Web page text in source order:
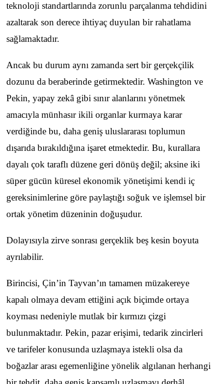
teknoloji standartlarında zorunlu parçalanma tehdidini
azaltarak son derece ihtiyaç duyulan bir rahatlama
sağlamaktadır.
Ancak bu durum aynı zamanda sert bir gerçekçilik
dozunu da beraberinde getirmektedir. Washington ve
Pekin, yapay zekâ gibi sınır alanlarını yönetmek
amacıyla münhasır ikili organlar kurmaya karar
verdiğinde bu, daha geniş uluslararası toplumun
dışarıda bırakıldığına işaret etmektedir. Bu, kurallara
dayalı çok taraflı düzene geri dönüş değil; aksine iki
süper gücün küresel ekonomik yönetişimi kendi iç
gereksinimlerine göre paylaştığı soğuk ve işlemsel bir
ortak yönetim düzeninin doğuşudur.
Dolayısıyla zirve sonrası gerçeklik beş kesin boyuta
ayrılabilir.
Birincisi, Çin’in Tayvan’ın tamamen müzakereye
kapalı olmaya devam ettiğini açık biçimde ortaya
koyması nedeniyle mutlak bir kırmızı çizgi
bulunmaktadır. Pekin, pazar erişimi, tedarik zincirleri
ve tarifeler konusunda uzlaşmaya istekli olsa da
boğazlar arası egemenliğine yönelik algılanan herhangi